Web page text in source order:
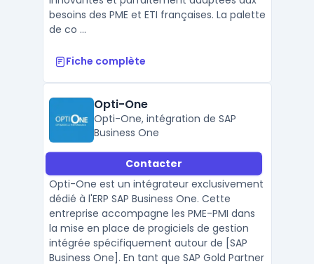
besoins des PME et ETI françaises. La palette
de co ...
Fiche complète
Opti-One
Opti-One, intégration de SAP
Business One
Contacter
Opti-One est un intégrateur exclusivement
dédié à l'ERP SAP Business One. Cette
entreprise accompagne les PME-PMI dans
la mise en place de progiciels de gestion
intégrée spécifiquement autour de [SAP
Business One]. En tant que SAP Gold Partner